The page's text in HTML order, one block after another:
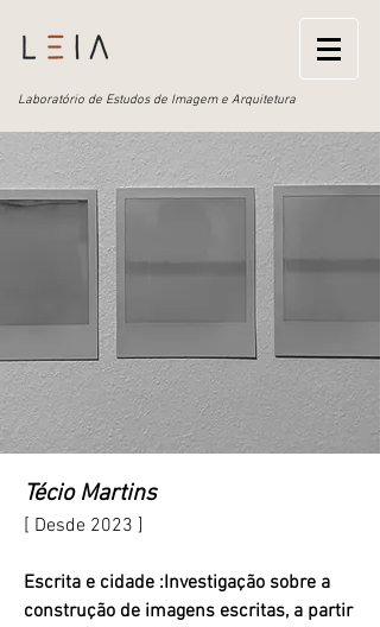
Laboratório de Estudos de Imagem e Arquitetura
Técio Martins
[ Desde 2023 ]
Escrita e cidade :Investigação sobre a
construção de imagens escritas, a partir